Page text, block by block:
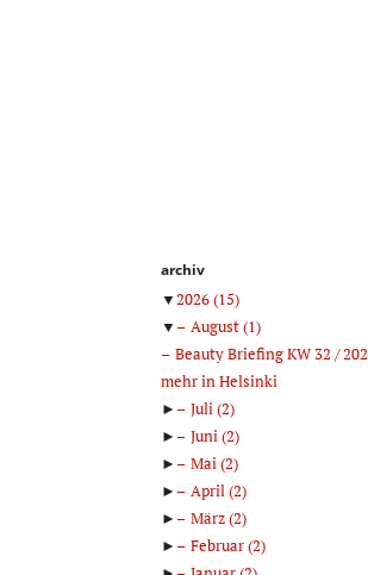
archiv
▼2026(15)
▼
August(1)
Beauty Briefing KW 32 /
mehr in Helsinki
►
Juli(2)
►
Juni(2)
►
Mai(2)
►
April(2)
►
März(2)
►
Februar(2)